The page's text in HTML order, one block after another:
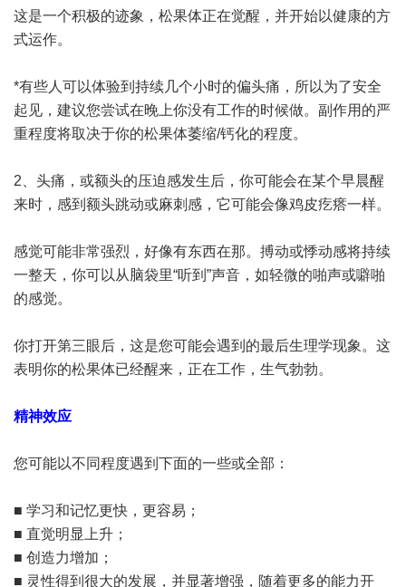
这是一个积极的迹象，松果体正在觉醒，并开始以健康的方
式运作。
*有些人可以体验到持续几个小时的偏头痛，所以为了安全
起见，建议您尝试在晚上你没有工作的时候做。副作用的严
重程度将取决于你的松果体萎缩/钙化的程度。
2、头痛，或额头的压迫感发生后，你可能会在某个早晨醒
来时，感到额头跳动或麻刺感，它可能会像鸡皮疙瘩一样。
感觉可能非常强烈，好像有东西在那。搏动或悸动感将持续
一整天，你可以从脑袋里“听到”声音，如轻微的啪声或噼啪
的感觉。
你打开第三眼后，这是您可能会遇到的最后生理学现象。这
表明你的松果体已经醒来，正在工作，生气勃勃。
精神效应
您可能以不同程度遇到下面的一些或全部：
■ 学习和记忆更快，更容易；
■ 直觉明显上升；
■ 创造力增加；
■ 灵性得到很大的发展，并显著增强，随着更多的能力开